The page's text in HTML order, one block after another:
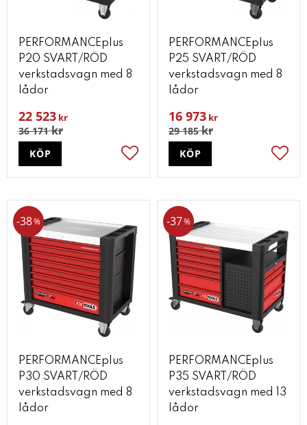
PERFORMANCEplus
P20 SVART/RÖD
verkstadsvagn med 8
lådor
22 523 kr
36 171kr
Lägg till i favoriter
KÖP
PERFORMANCEplus
P25 SVART/RÖD
verkstadsvagn med 8
lådor
16 973 kr
29 185kr
KÖP
PERFORMANCEplus
P30 SVART/RÖD
verkstadsvagn med 8
lådor
38%
PERFORMANCEplus
P35 SVART/RÖD
verkstadsvagn med 13
lådor
37%